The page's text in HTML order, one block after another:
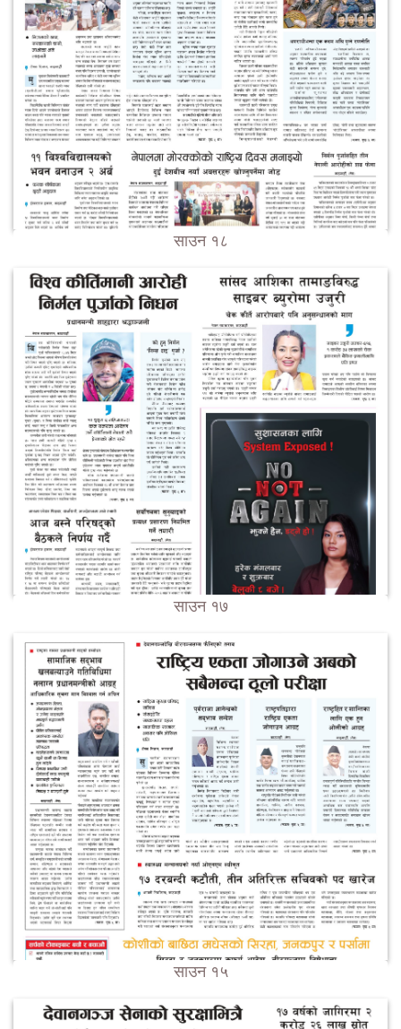
साउन १८
साउन १७
साउन १५